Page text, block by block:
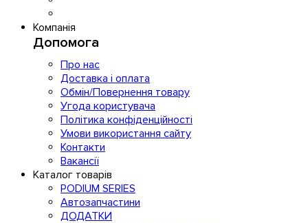
Компанія
Допомога
Про нас
Доставка і оплата
Обмін/Повернення товару
Угода користувача
Політика конфіденційності
Умови використання сайту
Контакти
Вакансії
Каталог товарів
PODIUM SERIES
Автозапчастини
ДОДАТКИ